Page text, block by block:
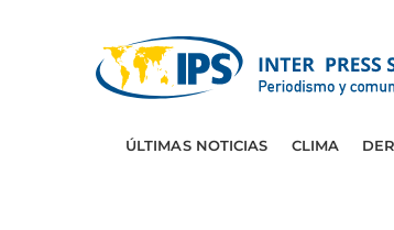
ÚLTIMAS NOTICIAS CLIMA